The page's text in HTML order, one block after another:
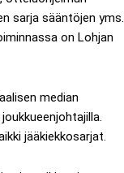
sarja sääntöjen yms.
on Lohjan
median
jääkiekkosarjat.